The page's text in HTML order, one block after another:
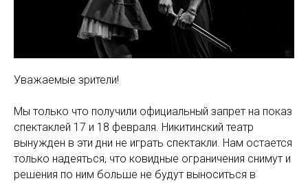
Уважаемые зрители!
Мы только что получили официальный запрет на показ
спектаклей 17 и 18 февраля. Никитинский театр
вынужден в эти дни не играть спектакли. Нам остается
только надеяться, что ковидные ограничения снимут и
решения по ним больше не будут выноситься в